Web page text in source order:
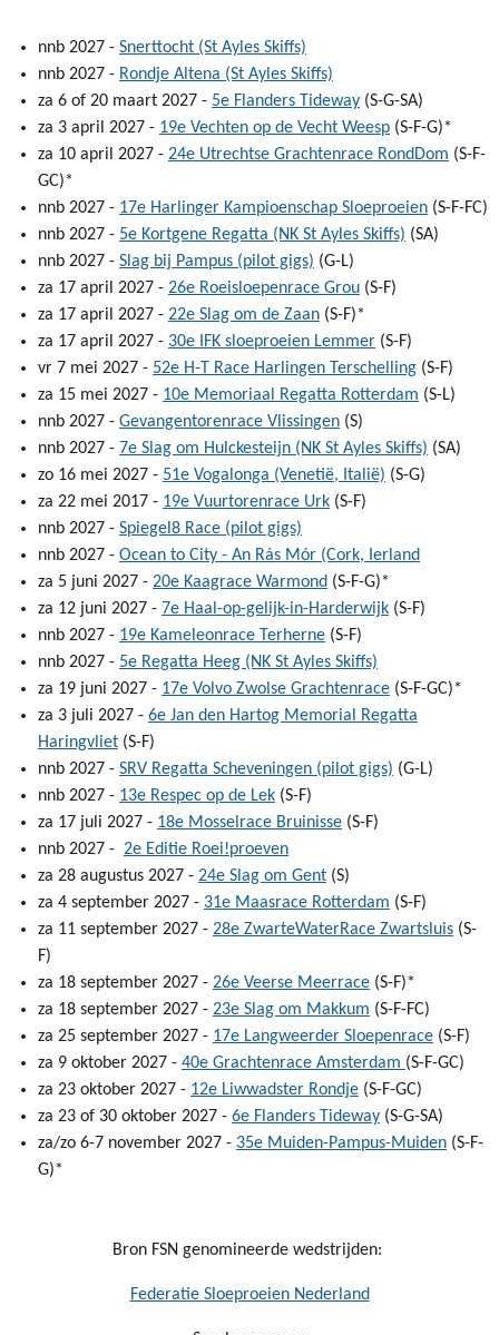
nnb 2027 - Snerttocht (St Ayles Skiffs)
nnb 2027 - Rondje Altena (St Ayles Skiffs)
za 6 of 20 maart 2027 - 5e Flanders Tideway (S-G-SA)
za 3 april 2027 - 19e Vechten op de Vecht Weesp (S-F-G)*
za 10 april 2027 - 24e Utrechtse Grachtenrace RondDom (S-F-
GC)*
nnb 2027 - 17e Harlinger Kampioenschap Sloeproeien (S-F-FC)
nnb 2027 - 5e Kortgene Regatta (NK St Ayles Skiffs) (SA)
nnb 2027 - Slag bij Pampus (pilot gigs) (G-L)
za 17 april 2027 - 26e Roeisloepenrace Grou (S-F)
za 17 april 2027 - 22e Slag om de Zaan (S-F)*
za 17 april 2027 - 30e IFK sloeproeien Lemmer (S-F)
vr 7 mei 2027 - 52e H-T Race Harlingen Terschelling (S-F)
za 15 mei 2027 - 10e Memoriaal Regatta Rotterdam (S-L)
nnb 2027 - Gevangentorenrace Vlissingen (S)
nnb 2027 - 7e Slag om Hulckesteijn (NK St Ayles Skiffs) (SA)
zo 16 mei 2027 - 51e Vogalonga (Venetië, Italië) (S-G)
za 22 mei 2017 - 19e Vuurtorenrace Urk (S-F)
nnb 2027 - Spiegel8 Race (pilot gigs)
nnb 2027 - Ocean to City - An Rás Mór (Cork, Ierland
za 5 juni 2027 - 20e Kaagrace Warmond (S-F-G)*
za 12 juni 2027 - 7e Haal-op-gelijk-in-Harderwijk (S-F)
nnb 2027 - 19e Kameleonrace Terherne (S-F)
nnb 2027 - 5e Regatta Heeg (NK St Ayles Skiffs)
za 19 juni 2027 - 17e Volvo Zwolse Grachtenrace (S-F-GC)*
za 3 juli 2027 - 6e Jan den Hartog Memorial Regatta
Haringvliet (S-F)
nnb 2027 - SRV Regatta Scheveningen (pilot gigs) (G-L)
nnb 2027 - 13e Respec op de Lek (S-F)
za 17 juli 2027 - 18e Mosselrace Bruinisse (S-F)
nnb 2027 - 2e Editie Roei!proeven
za 28 augustus 2027 - 24e Slag om Gent (S)
za 4 september 2027 - 31e Maasrace Rotterdam (S-F)
za 11 september 2027 - 28e ZwarteWaterRace Zwartsluis (S-
F)
za 18 september 2027 - 26e Veerse Meerrace (S-F)*
za 18 september 2027 - 23e Slag om Makkum (S-F-FC)
za 25 september 2027 - 17e Langweerder Sloepenrace (S-F)
za 9 oktober 2027 - 40e Grachtenrace Amsterdam (S-F-GC)
za 23 oktober 2027 - 12e Liwwadster Rondje (S-F-GC)
za 23 of 30 oktober 2027 - 6e Flanders Tideway (S-G-SA)
za/zo 6-7 november 2027 - 35e Muiden-Pampus-Muiden (S-F-
G)*
Bron FSN genomineerde wedstrijden:
Federatie Sloeproeien Nederland